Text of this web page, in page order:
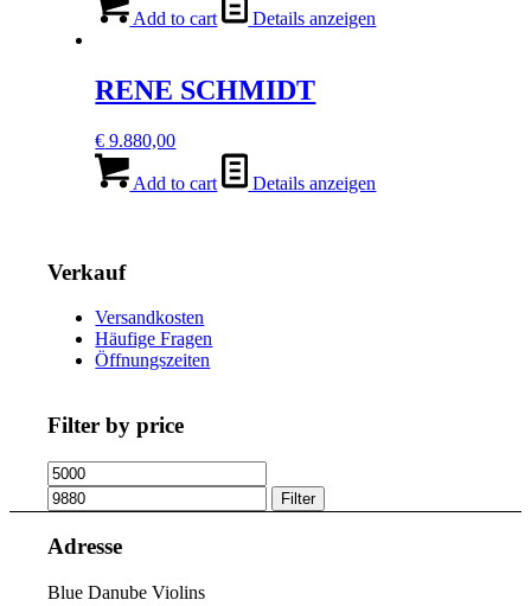
Add to cart Details anzeigen
RENE SCHMIDT
€ 9.880,00
Add to cart Details anzeigen
Verkauf
Versandkosten
Häufige Fragen
Öffnungszeiten
Filter by price
Min
price
price
Filter
Adresse
Blue Danube Violins